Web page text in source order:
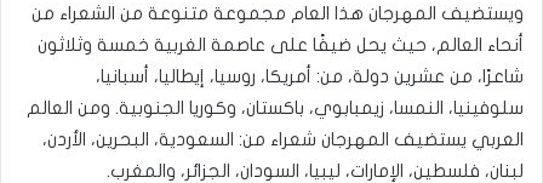
ويستضيف المهرجان هذا العام مجموعة متنوعة من الشعراء من
أنحاء العالم، حيث يحل ضيفًا على عاصمة الغربية خمسة وثلاثون
شاعرًا، من عشرين دولة، من: أمريكا، روسيا، إيطاليا، أسبانيا،
سلوفينيا، النمسا، زيمبابوي، باكستان، وكوريا الجنوبية. ومن العالم
العربي يستضيف المهرجان شعراء من: السعودية، البحرين، الأردن،
لبنان، فلسطين، الإمارات، ليبيا، السودان، الجزائر، والمغرب.